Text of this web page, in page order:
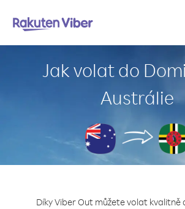
Jak volat do
Austrálie
Díky Viber Out můžete volat kvalitně